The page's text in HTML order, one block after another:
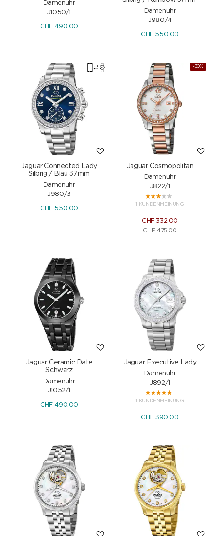
Damenuhr
J1050/1
CHF 490.00
Damenuhr
J980/4
CHF 550.00
Jaguar Connected Lady
Silbrig / Blau 37mm
Damenuhr
J980/3
CHF 550.00
-30%
Jaguar Cosmopolitan
Damenuhr
J822/1
1 KUNDENMEINUNG
CHF 332.00
CHF475.00
Jaguar Ceramic Date
Schwarz
Damenuhr
J1052/1
CHF490.00
Jaguar Executive Lady
Damenuhr
J892/1
1 KUNDENMEINUNG
CHF390.00